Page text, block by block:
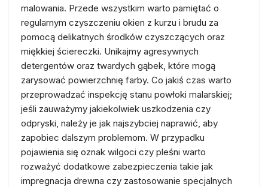
malowania. Przede wszystkim warto pamiętać o
regularnym czyszczeniu okien z kurzu i brudu za
pomocą delikatnych środków czyszczących oraz
miękkiej ściereczki. Unikajmy agresywnych
detergentów oraz twardych gąbek, które mogą
zarysować powierzchnię farby. Co jakiś czas warto
przeprowadzać inspekcję stanu powłoki malarskiej;
jeśli zauważymy jakiekolwiek uszkodzenia czy
odpryski, należy je jak najszybciej naprawić, aby
zapobiec dalszym problemom. W przypadku
pojawienia się oznak wilgoci czy pleśni warto
rozważyć dodatkowe zabezpieczenia takie jak
impregnacja drewna czy zastosowanie specjalnych